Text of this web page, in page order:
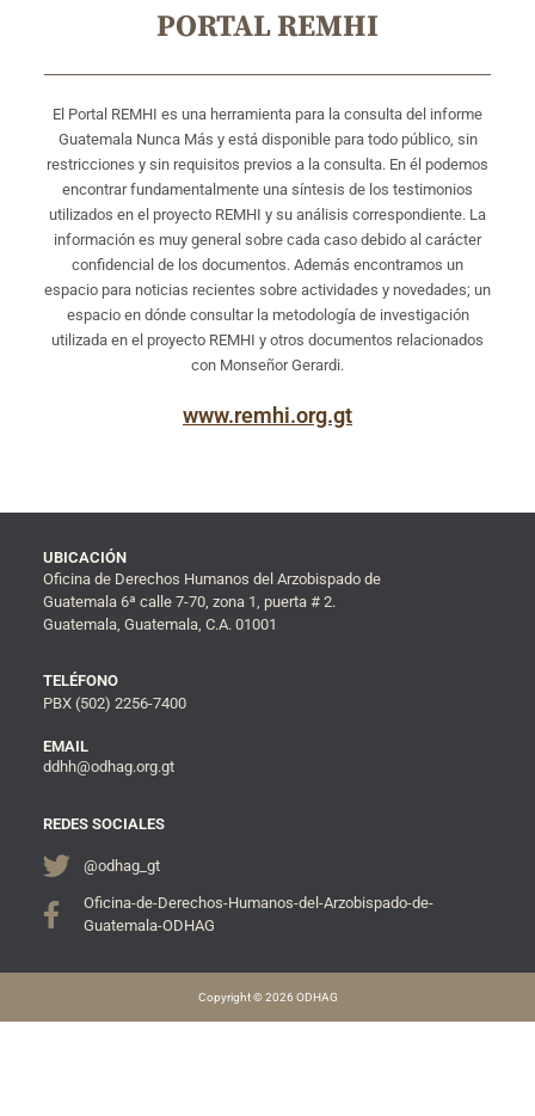
PORTAL REMHI
El Portal REMHI es una herramienta para la consulta del informe
Guatemala Nunca Más y está disponible para todo público, sin
restricciones y sin requisitos previos a la consulta. En él podemos
encontrar fundamentalmente una síntesis de los testimonios
utilizados en el proyecto REMHI y su análisis correspondiente. La
información es muy general sobre cada caso debido al carácter
confidencial de los documentos. Además encontramos un
espacio para noticias recientes sobre actividades y novedades; un
espacio en dónde consultar la metodología de investigación
utilizada en el proyecto REMHI y otros documentos relacionados
con Monseñor Gerardi.
www.remhi.org.gt
UBICACIÓN
Oficina de Derechos Humanos del Arzobispado de
Guatemala 6ª calle 7-70, zona 1, puerta # 2.
Guatemala, Guatemala, C.A. 01001
TELÉFONO
PBX (502) 2256-7400
EMAIL
ddhh@odhag.org.gt
REDES SOCIALES
@odhag_gt
Oficina-de-Derechos-Humanos-del-Arzobispado-de-
Guatemala-ODHAG
Copyright © 2026 ODHAG